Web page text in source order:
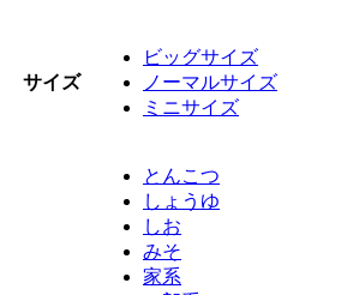
サイズ
ビッグサイズ
ノーマルサイズ
ミニサイズ
とんこつ
しょうゆ
しお
みそ
家系